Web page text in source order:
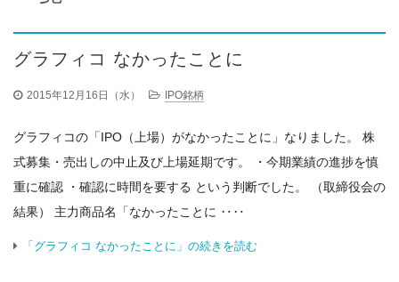
へ
グラフィコ なかったことに
2015年12月16日（水） IPO銘柄
グラフィコの「IPO（上場）がなかったことに」なりました。 株
式募集・売出しの中止及び上場延期です。 ・今期業績の進捗を慎
重に確認 ・確認に時間を要する という判断でした。 （取締役会の
結果） 主力商品名「なかったことに ‥‥
「グラフィコ なかったことに」の続きを読む